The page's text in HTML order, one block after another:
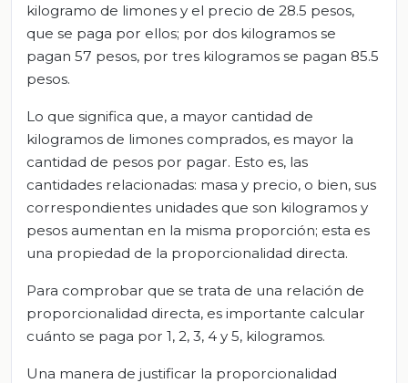
kilogramo de limones y el precio de 28.5 pesos,
que se paga por ellos; por dos kilogramos se
pagan 57 pesos, por tres kilogramos se pagan 85.5
pesos.
Lo que significa que, a mayor cantidad de
kilogramos de limones comprados, es mayor la
cantidad de pesos por pagar. Esto es, las
cantidades relacionadas: masa y precio, o bien, sus
correspondientes unidades que son kilogramos y
pesos aumentan en la misma proporción; esta es
una propiedad de la proporcionalidad directa.
Para comprobar que se trata de una relación de
proporcionalidad directa, es importante calcular
cuánto se paga por 1, 2, 3, 4 y 5, kilogramos.
Una manera de justificar la proporcionalidad